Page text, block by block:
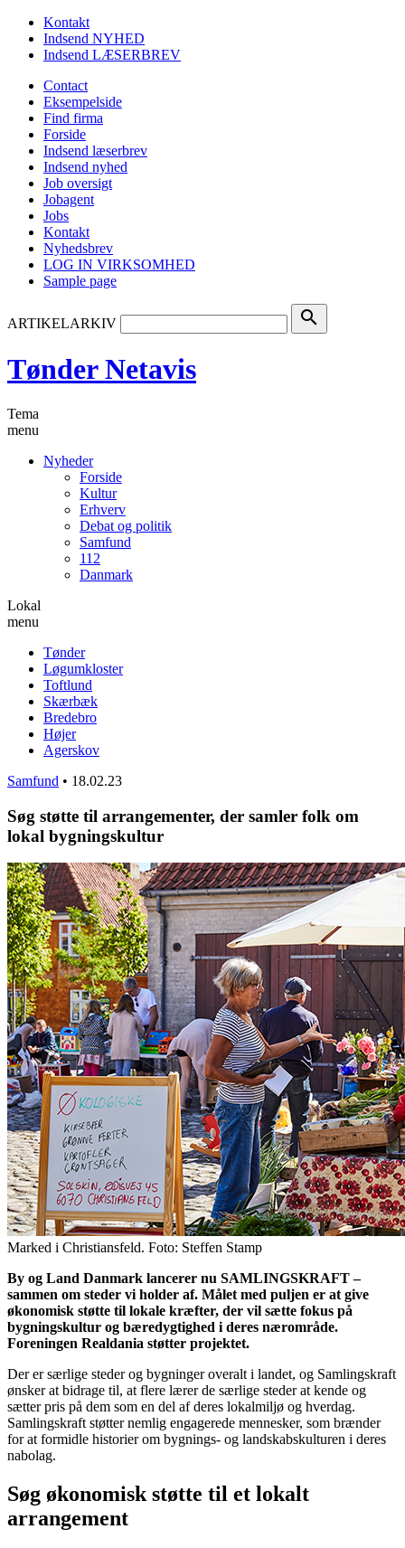
Kontakt
Indsend NYHED
Indsend LÆSERBREV
Contact
Eksempelside
Find firma
Forside
Indsend læserbrev
Indsend nyhed
Job oversigt
Jobagent
Jobs
Kontakt
Nyhedsbrev
LOG IN VIRKSOMHED
Sample page
ARTIKELARKIV search
Tønder Netavis
Tema
menu
Nyheder
Forside
Kultur
Erhverv
Debat og politik
Samfund
112
Danmark
Lokal
menu
Tønder
Løgumkloster
Toftlund
Skærbæk
Bredebro
Højer
Agerskov
Samfund • 18.02.23
Søg støtte til arrangementer, der samler folk om
lokal bygningskultur
Marked i Christiansfeld. Foto: Steffen Stamp
By og Land Danmark lancerer nu SAMLINGSKRAFT –
sammen om steder vi holder af. Målet med puljen er at give
økonomisk støtte til lokale kræfter, der vil sætte fokus på
bygningskultur og bæredygtighed i deres nærområde.
Foreningen Realdania støtter projektet.
Der er særlige steder og bygninger overalt i landet, og Samlingskraft
ønsker at bidrage til, at flere lærer de særlige steder at kende og
sætter pris på dem som en del af deres lokalmiljø og hverdag.
Samlingskraft støtter nemlig engagerede mennesker, som brænder
for at formidle historier om bygnings- og landskabskulturen i deres
nabolag.
Søg økonomisk støtte til et lokalt
arrangement